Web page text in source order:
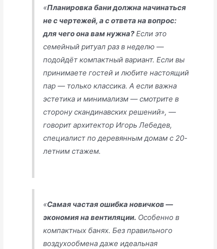
«Планировка бани должна начинаться
не с чертежей, а с ответа на вопрос:
для чего она вам нужна?Если это
семейный ритуал раз в неделю —
подойдёт компактный вариант. Если вы
принимаете гостей и любите настоящий
пар — только классика. А если важна
эстетика и минимализм — смотрите в
сторону скандинавских решений», —
говорит архитектор Игорь Лебедев,
специалист по деревянным домам с 20-
летним стажем.
«Самая частая ошибка новичков —
экономия на вентиляции. Особенно в
компактных банях. Без правильного
воздухообмена даже идеальная